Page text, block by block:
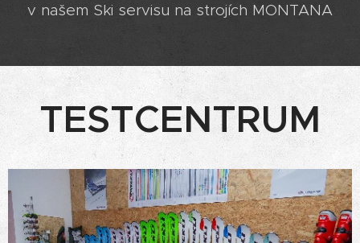
v našem Ski servisu na strojích MONTANA
TESTCENTRUM